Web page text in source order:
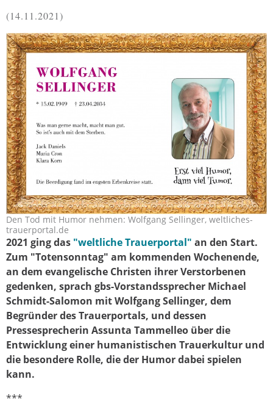
Datenschutz
Impressum
14.11.2021
trauerportal_sellinger1.jpg
Den Tod mit Humor nehmen: Wolfgang Sellinger, weltliches-
trauerportal.de
2021 ging das "weltliche Trauerportal" an den Start.
Zum "Totensonntag" am kommenden Wochenende,
an dem evangelische Christen ihrer Verstorbenen
gedenken, sprach gbs-Vorstandssprecher Michael
Schmidt-Salomon mit Wolfgang Sellinger, dem
Begründer des Trauerportals, und dessen
Pressesprecherin Assunta Tammelleo über die
Entwicklung einer humanistischen Trauerkultur und
die besondere Rolle, die der Humor dabei spielen
kann.
***